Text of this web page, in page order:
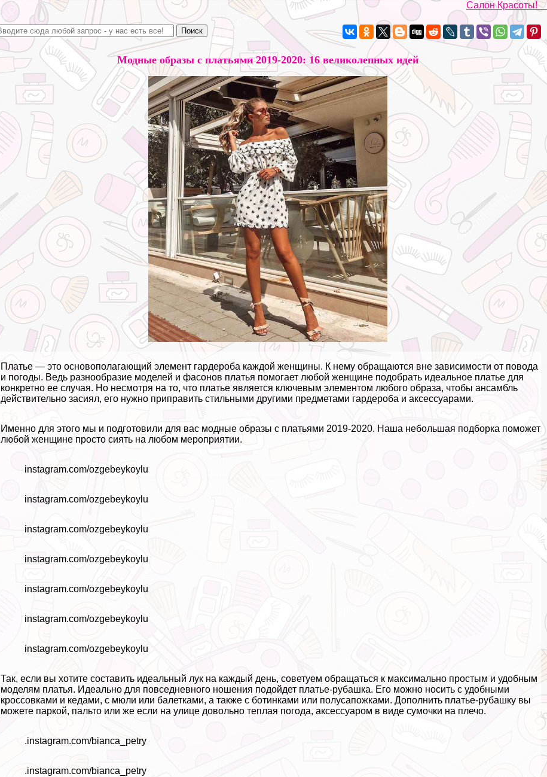
Салон Красоты!
Модные образы с платьями 2019-2020: 16 великолепных идей
Платье — это основополагающий элемент гардероба каждой женщины. К нему обращаются вне зависимости от повода
и погоды. Ведь разнообразие моделей и фасонов платья помогает любой женщине подобрать идеальное платье для
конкретно ее случая. Но несмотря на то, что платье является ключевым элементом любого образа, чтобы ансамбль
действительно засиял, его нужно приправить стильными другими предметами гардероба и аксессуарами.
Именно для этого мы и подготовили для вас модные образы с платьями 2019-2020. Наша небольшая подборка поможет
любой женщине просто сиять на любом мероприятии.
instagram.com/ozgebeykoylu
instagram.com/ozgebeykoylu
instagram.com/ozgebeykoylu
instagram.com/ozgebeykoylu
instagram.com/ozgebeykoylu
instagram.com/ozgebeykoylu
instagram.com/ozgebeykoylu
Так, если вы хотите составить идеальный лук на каждый день, советуем обращаться к максимально простым и удобным
моделям платья. Идеально для повседневного ношения подойдет платье-рубашка. Его можно носить с удобными
кроссовками и кедами, с мюли или балетками, а также с ботинками или полусапожками. Дополнить платье-рубашку вы
можете паркой, пальто или же если на улице довольно теплая погода, аксессуаром в виде сумочки на плечо.
.instagram.com/bianca_petry
.instagram.com/bianca_petry